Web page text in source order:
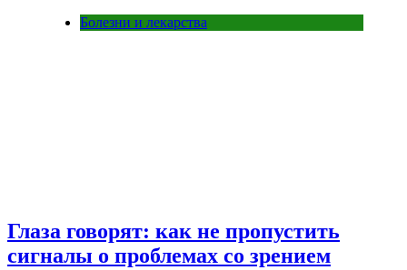
Болезни и лекарства
Глаза говорят: как не пропустить
сигналы о проблемах со зрением